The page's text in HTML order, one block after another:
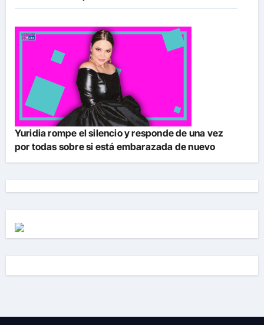
Yuridia rompe el silencio y responde de una vez
por todas sobre si está embarazada de nuevo